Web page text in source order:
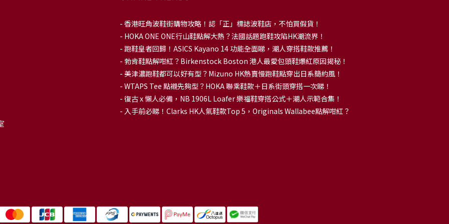
- 香港旺角波鞋街購物攻略！認「正」標誌波鞋店，不怕買假貨！
- HOKA ONE ONE行山鞋點解大熱？法國話題跑鞋攻陷HK潮流界！
- 跑鞋皇者回歸！ASICS Kayano 14 功能全面睇，潮人穿搭鞋款推薦！
- 勃肯鞋點解咁紅？Birkenstock Boston 港人最愛包頭鞋爆紅原因揭秘！
- 美津濃跑鞋都可以好有型？Mizuno HK熱賣慢跑鞋點穿出日系簡約風！
- WTAPS Tee 點襯先夠型？HOKA 聯乘鞋款＋日系街頭穿搭一次睇！
- 復古 x 懶人必備，NB 1906L Loafer 樂福鞋穿搭公式＋潮人示範合集！
- 入手前必睇！Clarks HK人氣鞋款Top 5，Originals Wallabee點解咁紅？